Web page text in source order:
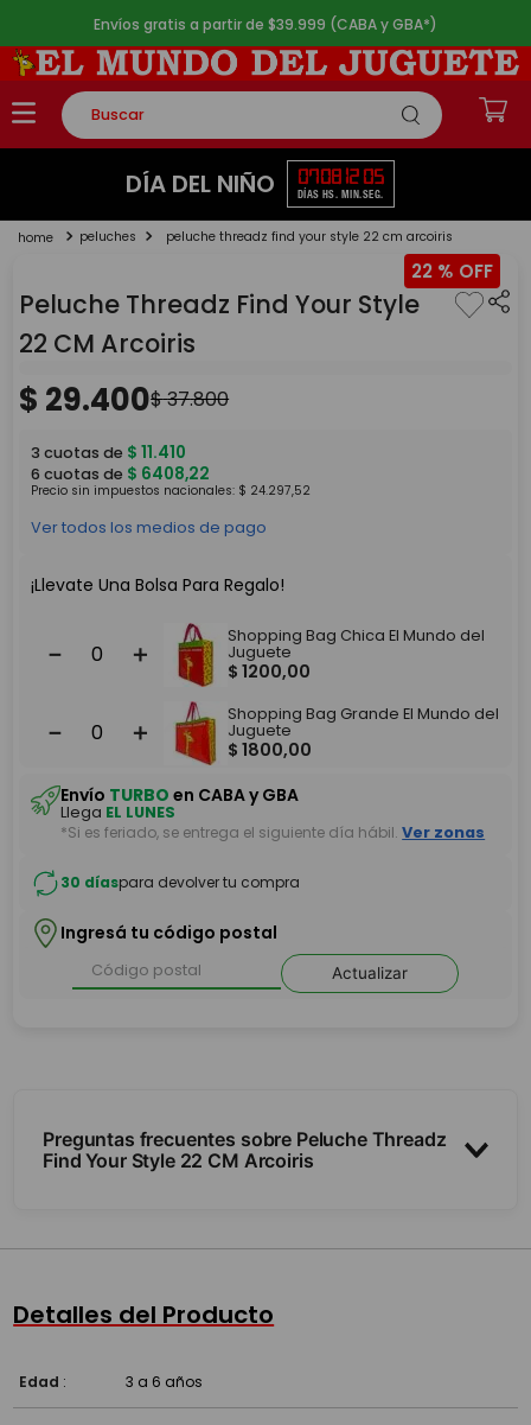
Envíos gratis a partir de $39.999 (CABA y GBA*)
Buscar
TÉRMINOS MÁS BUSCADOS
2.
lego
DÍA DEL NIÑO 07
DÍAS
08
HS.
12
MIN.
05
SEG.
peluches peluche threadz find your style 22 cm arcoiris
22 %
Peluche Threadz Find Your Style
22 CM Arcoiris
$ 29.400$37.800
3 cuotas de $ 11.410
6 cuotas de $ 6408,22
Precio sin impuestos nacionales: $ 24.297,52
Ver todos los medios de pago
¡Llevate Una Bolsa Para Regalo!
＋
－
Shopping Bag Chica El Mundo del
Juguete
$ 1200,00
＋
－
Shopping Bag Grande El Mundo del
Juguete
$ 1800,00
Envío TURBO en CABA y GBA
Llega EL LUNES
*Si es feriado, se entrega el siguiente día hábil. Ver zonas
30 díaspara devolver tu compra
Ingresá tu código postal
Actualizar
Preguntas frecuentes sobre Peluche Threadz
Find Your Style 22 CM Arcoiris
Detalles del Producto
Edad : 3 a 6 años